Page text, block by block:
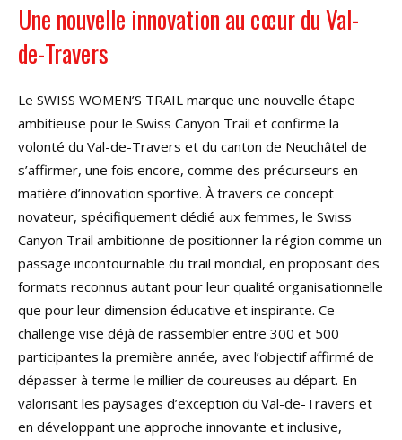
Une nouvelle innovation au cœur du Val-
de-Travers
Le SWISS WOMEN’S TRAIL marque une nouvelle étape
ambitieuse pour le Swiss Canyon Trail et confirme la
volonté du Val-de-Travers et du canton de Neuchâtel de
s’affirmer, une fois encore, comme des précurseurs en
matière d’innovation sportive. À travers ce concept
novateur, spécifiquement dédié aux femmes, le Swiss
Canyon Trail ambitionne de positionner la région comme un
passage incontournable du trail mondial, en proposant des
formats reconnus autant pour leur qualité organisationnelle
que pour leur dimension éducative et inspirante. Ce
challenge vise déjà de rassembler entre 300 et 500
participantes la première année, avec l’objectif affirmé de
dépasser à terme le millier de coureuses au départ. En
valorisant les paysages d’exception du Val-de-Travers et
en développant une approche innovante et inclusive,